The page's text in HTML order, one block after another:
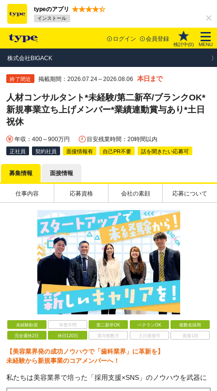
typeのアプリ
インストール
ログイン 会員登録
検討中(0) MENU
株式会社BIGACK
終了間近 掲載期間：2026.07.24～2026.08.06 本日まで
人材コンサルタント*未経験/第二新卒/ブランクOK*
新規事業立ち上げメンバー*業績連動賞与あり*土日
祝休
年収：400～900万円 目安残業時間：20時間以内
正社員 契約社員 面接情報有 自己PR不要 話を聞きたい応募可
募集情報 面接情報
仕事内容 応募資格 会社の素顔 応募について
未経験歓迎 学歴不問 第二新卒OK ベテランOK 複数名採用
完全週休2日 休日120日 賞与複数月 土日面接可 面接1回
【美容業界発の成功ノウハウで「歯科業界」に革新を】
未経験から新規事業のコアメンバーへ！
私たちは美容業界で培った「採用支援×SNS」のノウハウを武器に